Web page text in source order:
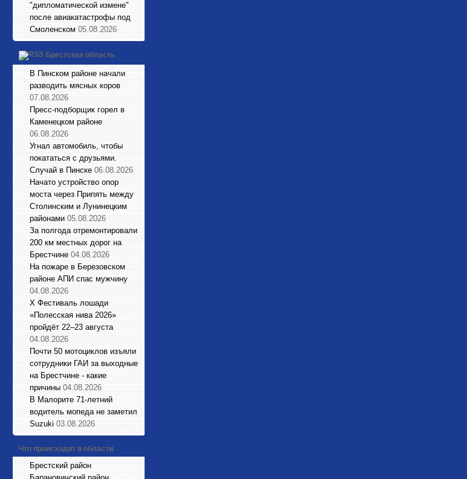
"дипломатической измене"
после авиакатастрофы под
Смоленском 05.08.2026
Брестская область
В Пинском районе начали
разводить мясных коров
07.08.2026
Пресс-подборщик горел в
Каменецком районе
06.08.2026
Угнал автомобиль, чтобы
покататься с друзьями.
Случай в Пинске 06.08.2026
Начато устройство опор
моста через Припять между
Столинским и Лунинецким
районами 05.08.2026
За полгода отремонтировали
200 км местных дорог на
Брестчине 04.08.2026
На пожаре в Березовском
районе АПИ спас мужчину
04.08.2026
X Фестиваль лошади
«Полесская нива 2026»
пройдёт 22–23 августа
04.08.2026
Почти 50 мотоциклов изъяли
сотрудники ГАИ за выходные
на Брестчине - какие
причины 04.08.2026
В Малорите 71-летний
водитель мопеда не заметил
Suzuki 03.08.2026
Что происходит в области
Брестский район